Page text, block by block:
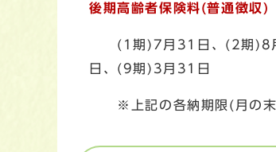
後期高齢者保険料(普通徴収)
(1期)7月31日、(2期)8
日、(9期)3月31日
※上記の各納期限(月の末日